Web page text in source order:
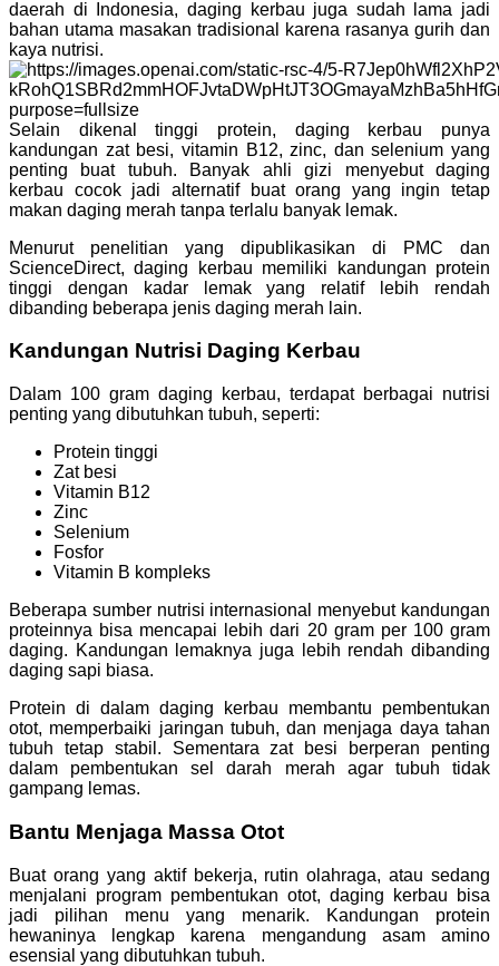
daerah di Indonesia, daging kerbau juga sudah lama jadi
bahan utama masakan tradisional karena rasanya gurih dan
kaya nutrisi.
Selain dikenal tinggi protein, daging kerbau punya
kandungan zat besi, vitamin B12, zinc, dan selenium yang
penting buat tubuh. Banyak ahli gizi menyebut daging
kerbau cocok jadi alternatif buat orang yang ingin tetap
makan daging merah tanpa terlalu banyak lemak.
Menurut penelitian yang dipublikasikan di PMC dan
ScienceDirect, daging kerbau memiliki kandungan protein
tinggi dengan kadar lemak yang relatif lebih rendah
dibanding beberapa jenis daging merah lain.
Kandungan Nutrisi Daging Kerbau
Dalam 100 gram daging kerbau, terdapat berbagai nutrisi
penting yang dibutuhkan tubuh, seperti:
Protein tinggi
Zat besi
Vitamin B12
Zinc
Selenium
Fosfor
Vitamin B kompleks
Beberapa sumber nutrisi internasional menyebut kandungan
proteinnya bisa mencapai lebih dari 20 gram per 100 gram
daging. Kandungan lemaknya juga lebih rendah dibanding
daging sapi biasa.
Protein di dalam daging kerbau membantu pembentukan
otot, memperbaiki jaringan tubuh, dan menjaga daya tahan
tubuh tetap stabil. Sementara zat besi berperan penting
dalam pembentukan sel darah merah agar tubuh tidak
gampang lemas.
Bantu Menjaga Massa Otot
Buat orang yang aktif bekerja, rutin olahraga, atau sedang
menjalani program pembentukan otot, daging kerbau bisa
jadi pilihan menu yang menarik. Kandungan protein
hewaninya lengkap karena mengandung asam amino
esensial yang dibutuhkan tubuh.